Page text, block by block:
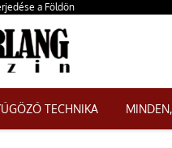
a Földön
TECHNIKA